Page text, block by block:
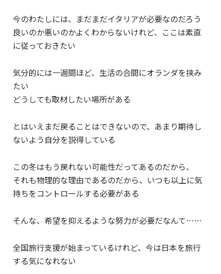
今のわたしには、まだまだイタリアが必要なのだろう
良いのか悪いのかよくわからないけれど、ここは素直
に従っておきたい
気分的には一週間ほど、生活の合間にオランダを挟み
たい
どうしても取材したい場所がある
とはいえまだ戻ることはできないので、あまり期待し
ないよう自分を説得している
この冬はもう戻れない可能性だってあるのだから、
それも物理的な理由であるのだから、いつも以上に気
持ちをコントロールする必要がある
そんな、希望を抑えるような努力が必要だなんて⋯⋯
全国旅行支援が始まっているけれど、今は日本を旅行
する気になれない